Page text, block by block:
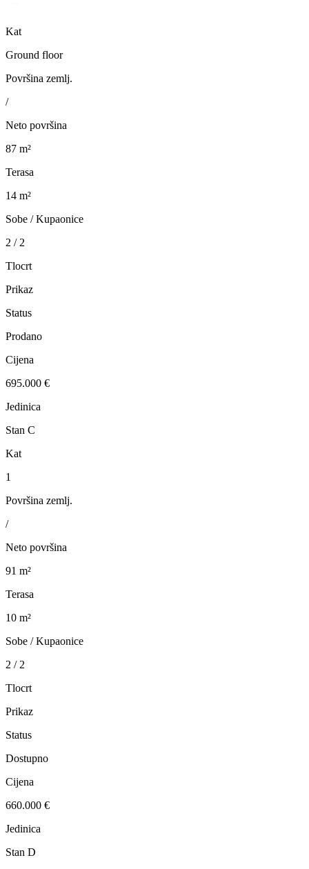
Kat
Ground floor
Površina zemlj.
/
Neto površina
87 m²
Terasa
14 m²
Sobe / Kupaonice
2 / 2
Tlocrt
Prikaz
Status
Prodano
Cijena
695.000 €
Jedinica
Stan C
Kat
1
Površina zemlj.
/
Neto površina
91 m²
Terasa
10 m²
Sobe / Kupaonice
2 / 2
Tlocrt
Prikaz
Status
Dostupno
Cijena
660.000 €
Jedinica
Stan D